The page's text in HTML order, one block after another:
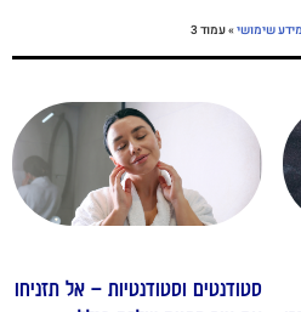
שימושי»עמוד 3
סטודנטים וסטודנטיות – אל תזניחו